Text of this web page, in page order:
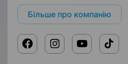
Більше про компанію